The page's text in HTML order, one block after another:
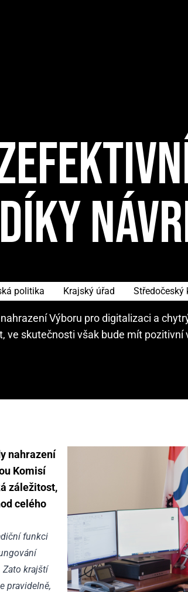
politika Krajský úřad Středočeský
Výboru pro digitalizaci a
skutečnosti však bude mít pozitivní
nahrazení
Komisí
záležitost,
celého
funkci
Zato krajští
pravidelně,